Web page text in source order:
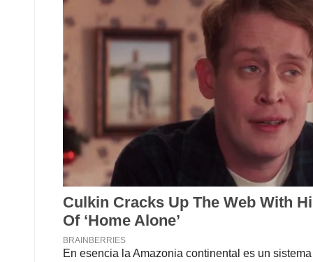
En esencia la Amazonia continental es un